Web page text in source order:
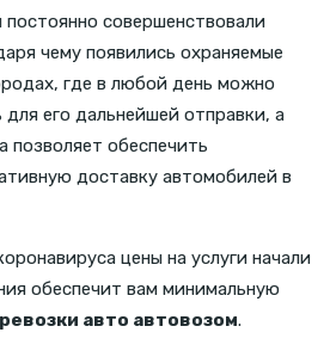
совершенствовали
чему появились охраняемые
где в любой день можно
его дальнейшей отправки, а
позволяет обеспечить
доставку автомобилей в
цены на услуги начали
обеспечит вам минимальную
авто автовозом.